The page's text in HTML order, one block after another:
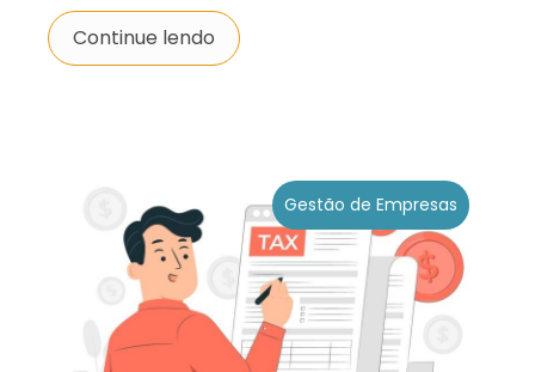
Continue lendo
Gestão de Empresas